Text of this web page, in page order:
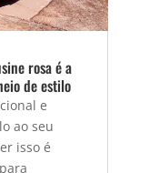
rosa é a
de estilo
e
ao seu
isso é